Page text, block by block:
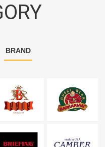
BRAND